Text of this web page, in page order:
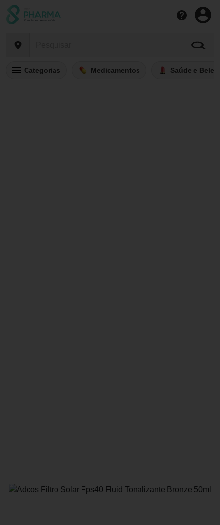
Categorias Medicamentos Saúde e